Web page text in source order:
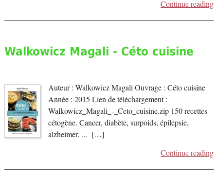
Continue reading
Walkowicz Magali - Céto cuisine
Auteur : Walkowicz Magali Ouvrage : Céto cuisine
Année : 2015 Lien de téléchargement :
Walkowicz_Magali_-_Ceto_cuisine.zip 150 recettes
cétogène. Cancer, diabète, surpoids, épilepsie,
alzheimer. ... […]
Continue reading